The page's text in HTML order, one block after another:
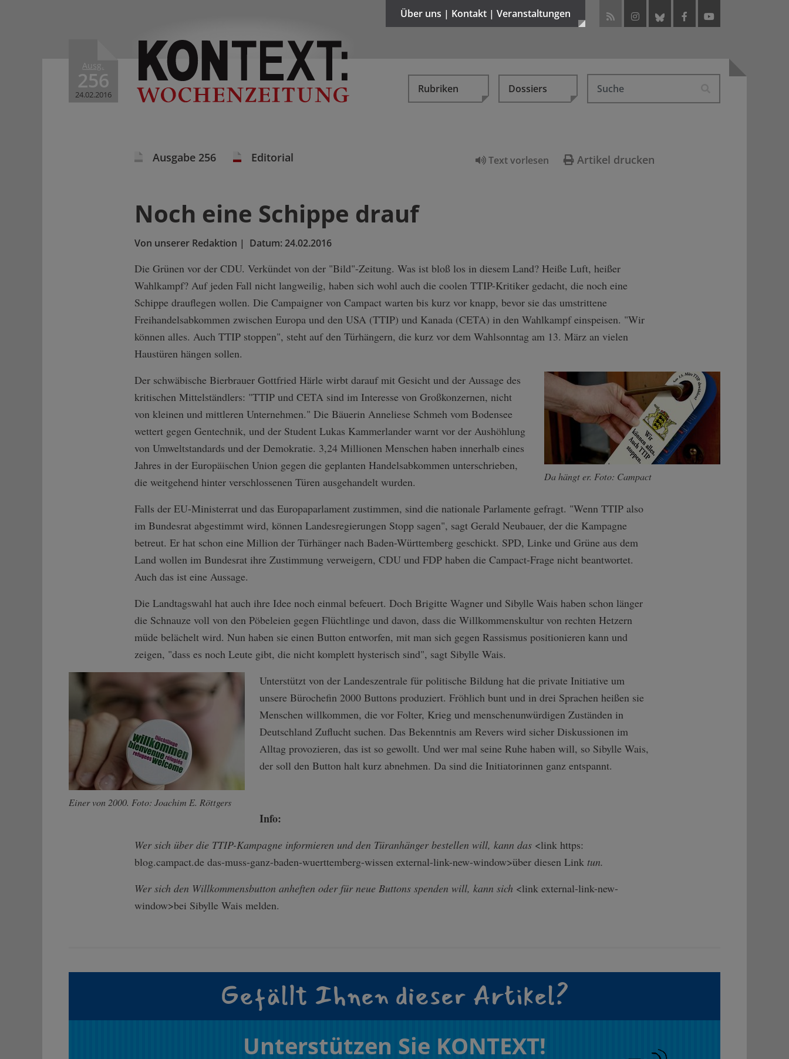
Ausg.
256
24.02.2016
Über uns | Kontakt | Veranstaltungen
Rubriken Dossiers
Text vorlesen Artikel drucken
Ausgabe 256 Editorial
Noch eine Schippe drauf
Von unserer Redaktion | Datum:24.02.2016
Die Grünen vor der CDU. Verkündet von der "Bild"-Zeitung. Was ist bloß los in diesem Land? Heiße Luft, heißer
Wahlkampf? Auf jeden Fall nicht langweilig, haben sich wohl auch die coolen TTIP-Kritiker gedacht, die noch eine
Schippe drauflegen wollen. Die Campaigner von Campact warten bis kurz vor knapp, bevor sie das umstrittene
Freihandelsabkommen zwischen Europa und den USA (TTIP) und Kanada (CETA) in den Wahlkampf einspeisen. "Wir
können alles. Auch TTIP stoppen", steht auf den Türhängern, die kurz vor dem Wahlsonntag am 13. März an vielen
Haustüren hängen sollen.
Da hängt er. Foto: Campact
Der schwäbische Bierbrauer Gottfried Härle wirbt darauf mit Gesicht und der Aussage des
kritischen Mittelständlers: "TTIP und CETA sind im Interesse von Großkonzernen, nicht
von kleinen und mittleren Unternehmen." Die Bäuerin Anneliese Schmeh vom Bodensee
wettert gegen Gentechnik, und der Student Lukas Kammerlander warnt vor der Aushöhlung
von Umweltstandards und der Demokratie. 3,24 Millionen Menschen haben innerhalb eines
Jahres in der Europäischen Union gegen die geplanten Handelsabkommen unterschrieben,
die weitgehend hinter verschlossenen Türen ausgehandelt wurden.
Falls der EU-Ministerrat und das Europaparlament zustimmen, sind die nationale Parlamente gefragt. "Wenn TTIP also
im Bundesrat abgestimmt wird, können Landesregierungen Stopp sagen", sagt Gerald Neubauer, der die Kampagne
betreut. Er hat schon eine Million der Türhänger nach Baden-Württemberg geschickt. SPD, Linke und Grüne aus dem
Land wollen im Bundesrat ihre Zustimmung verweigern, CDU und FDP haben die Campact-Frage nicht beantwortet.
Auch das ist eine Aussage.
Die Landtagswahl hat auch ihre Idee noch einmal befeuert. Doch Brigitte Wagner und Sibylle Wais haben schon länger
die Schnauze voll von den Pöbeleien gegen Flüchtlinge und davon, dass die Willkommenskultur von rechten Hetzern
müde belächelt wird. Nun haben sie einen Button entworfen, mit man sich gegen Rassismus positionieren kann und
zeigen, "dass es noch Leute gibt, die nicht komplett hysterisch sind", sagt Sibylle Wais.
Einer von 2000. Foto: Joachim E. Röttgers
Unterstützt von der Landeszentrale für politische Bildung hat die private Initiative um
unsere Bürochefin 2000 Buttons produziert. Fröhlich bunt und in drei Sprachen heißen sie
Menschen willkommen, die vor Folter, Krieg und menschenunwürdigen Zuständen in
Deutschland Zuflucht suchen. Das Bekenntnis am Revers wird sicher Diskussionen im
Alltag provozieren, das ist so gewollt. Und wer mal seine Ruhe haben will, so Sibylle Wais,
der soll den Button halt kurz abnehmen. Da sind die Initiatorinnen ganz entspannt.
Info:
Wer sich über die TTIP-Kampagne informieren und den Türanhänger bestellen will, kann das <link https:
blog.campact.de das-muss-ganz-b­aden-wuerttembe­rg-wissen external-link-new-window>über diesen Link tun.
Wer sich den Willkommensbutton anheften oder für neue Buttons spenden will, kann sich <link external-link-new-
window>bei Sibylle Wais melden.
Gefällt Ihnen dieser Artikel?
Unterstützen Sie KONTEXT!